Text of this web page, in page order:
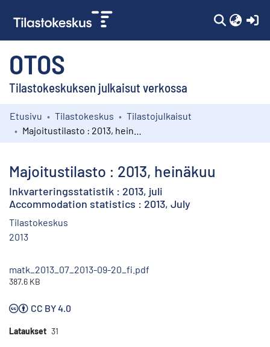
OTOS
Tilastokeskuksen julkaisut verkossa
Kokoelmat
Etusivu Tilastokeskus
Tilastojulkaisut
Majoitustilasto : 2013, heinäkuu
Inkvarteringsstatistik : 2013, juli
Accommodation statistics : 2013, July
Tilastokeskus
2013
matk_2013_07_2013-09-20_fi.pdf
387.6 KB
CC BY 4.0
Lataukset 31